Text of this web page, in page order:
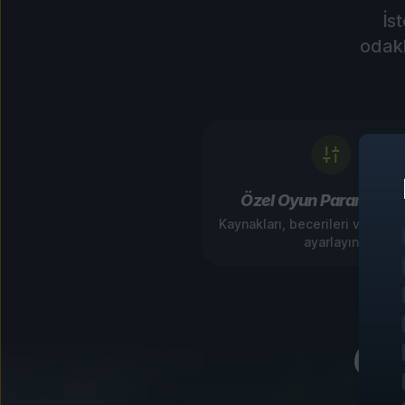
Özel Oyun
Kaynakları, becerileri ve oyun
ayarlayın